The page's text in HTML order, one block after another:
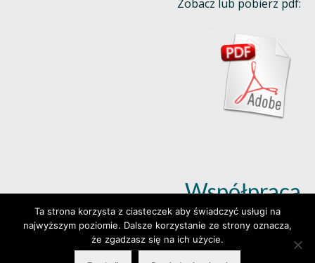
Zobacz lub pobierz pdf:
Współpraca
Dowiedz się więcej (klik)
Ta strona korzysta z ciasteczek aby świadczyć usługi na
najwyższym poziomie. Dalsze korzystanie ze strony oznacza,
że zgadzasz się na ich użycie.